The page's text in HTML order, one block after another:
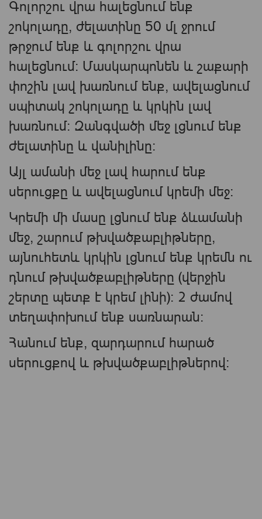
Գոլորշու վրա հալեցնում ենք
շոկոլադը, ժելատինը 50 մլ ջրում
թրջում ենք և գոլորշու վրա
հալեցնում: Մասկարպոնեն և շաքարի
փոշին լավ խառնում ենք, ավելացնում
սպիտակ շոկոլադը և կրկին լավ
խառնում: Զանգվածի մեջ լցնում ենք
ժելատինը և վանիլինը:
Այլ ամանի մեջ լավ հարում ենք
սերուցքը և ավելացնում կրեմի մեջ:
Կրեմի մի մասը լցնում ենք ձևամանի
մեջ, շարում թխվածքաբլիթները,
այնուհետև կրկին լցնում ենք կրեմն ու
դնում թխվածքաբլիթները (վերջին
շերտը պետք է կրեմ լինի): 2 ժամով
տեղափոխում ենք սառնարան:
Հանում ենք, զարդարում հարած
սերուցքով և թխվածքաբլիթներով: